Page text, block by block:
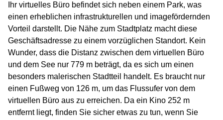
Ihr virtuelles Büro befindet sich neben einem Park, was
einen erheblichen infrastrukturellen und imagefördernden
Vorteil darstellt. Die Nähe zum Stadtplatz macht diese
Geschäftsadresse zu einem vorzüglichen Standort. Kein
Wunder, dass die Distanz zwischen dem virtuellen Büro
und dem See nur 779 m beträgt, da es sich um einen
besonders malerischen Stadtteil handelt. Es braucht nur
einen Fußweg von 126 m, um das Flussufer von dem
virtuellen Büro aus zu erreichen. Da ein Kino 252 m
entfernt liegt, finden Sie sicher etwas zu tun, wenn Sie